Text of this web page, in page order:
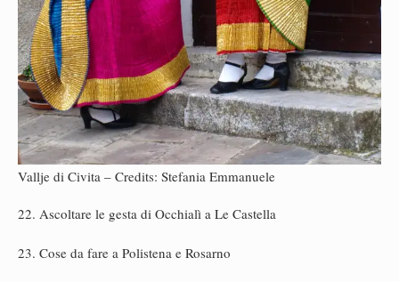
Vallje di Civita – Credits: Stefania Emmanuele
22. Ascoltare le gesta di Occhialì a Le Castella
23. Cose da fare a Polistena e Rosarno